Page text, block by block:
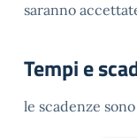
saranno
Tempi e
le scadenze